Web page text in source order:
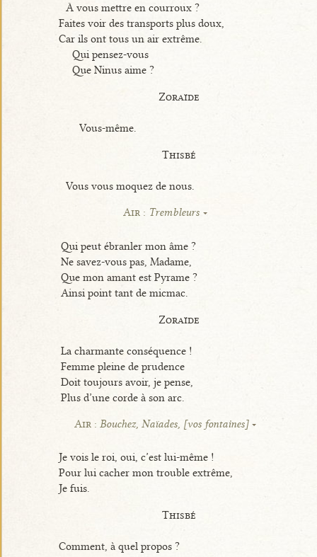
À vous mettre en courroux ?
Faites voir des transports plus doux,
Car ils ont tous un air extrême.
Qui pensez-vous
Que Ninus aime ?
Zoraïde
Vous-même.
Thisbé
Vous vous moquez de nous.
Air : Trembleurs
Qui peut ébranler mon âme ?
Ne savez-vous pas, Madame,
Que mon amant est Pyrame ?
Ainsi point tant de micmac.
Zoraïde
La charmante conséquence !
Femme pleine de prudence
Doit toujours avoir, je pense,
Plus d’une corde à son arc.
Air :Bouchez, Naïades, [vos fontaines]
Je vois le roi, oui, c’est lui-même !
Pour lui cacher mon trouble extrême,
Je fuis.
Thisbé
Comment, à quel propos ?